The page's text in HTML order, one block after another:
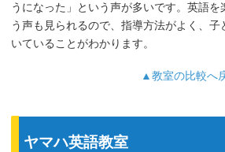
うになった」という声が多いです。英語
う声も見られるので、指導方法がよく、
いていることがわかります。
▲教室の比較へ
ヤマハ英語教室